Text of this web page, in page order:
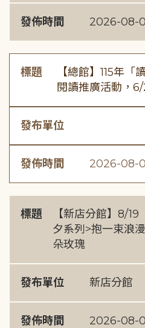
發佈時間 2026-08-
標題
【總館】115年
閱讀推廣活動，
發布單位
發佈時間 2026-08-
標題
【新店分館】8/
夕系列>抱一束浪
朵玫瑰
發布單位 新店分館
發佈時間 2026-08-